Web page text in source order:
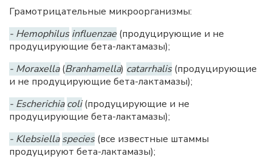
Грамотрицательные микроорганизмы:
- Hemophilus influenzae (продуцирующие и не
продуцирующие бета-лактамазы);
- Moraxella(Branhamella) catarrhalis(продуцирующие
и не продуцирующие бета-лактамазы);
- Escherichia coli(продуцирующие и не
продуцирующие бета-лактамазы);
- Klebsiella species(все известные штаммы
продуцируют бета-лактамазы);